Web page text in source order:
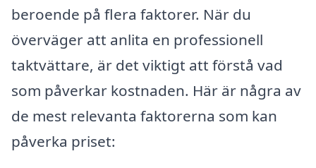
beroende på flera faktorer. När du
överväger att anlita en professionell
taktvättare, är det viktigt att förstå vad
som påverkar kostnaden. Här är några av
de mest relevanta faktorerna som kan
påverka priset: